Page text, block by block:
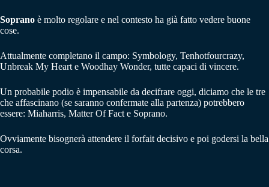
Soprano è molto regolare e nel contesto ha già fatto vedere buone
cose.
Attualmente completano il campo: Symbology, Tenhotfourcrazy,
Unbreak My Heart e Woodhay Wonder, tutte capaci di vincere.
Un probabile podio è impensabile da decifrare oggi, diciamo che le tre
che affascinano (se saranno confermate alla partenza) potrebbero
essere: Miaharris, Matter Of Fact e Soprano.
Ovviamente bisognerà attendere il forfait decisivo e poi godersi la bella
corsa.